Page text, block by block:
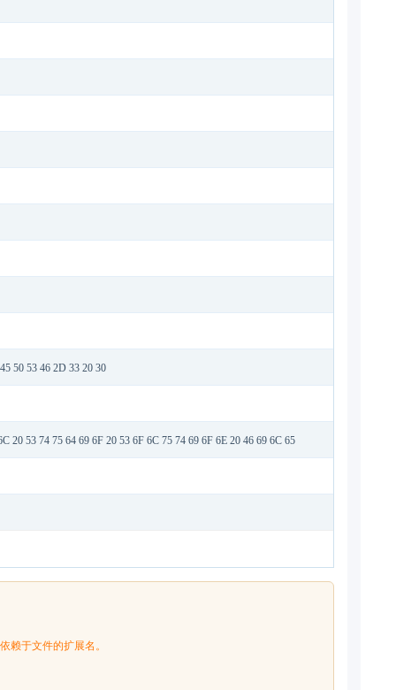
50 53 46 2D 33 20 30
20 53 74 75 64 69 6F 20 53 6F 6C 75 74 69 6F 6E 20 46 69 6C 65
赖于文件的扩展名。